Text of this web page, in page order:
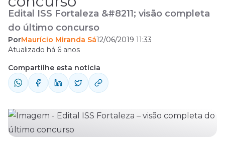
Edital ISS Fortaleza &#8211; visão completa
do último concurso
PorMaurício Miranda Sá12/06/2019 11:33
Atualizado há 6 anos
Compartilhe esta notícia